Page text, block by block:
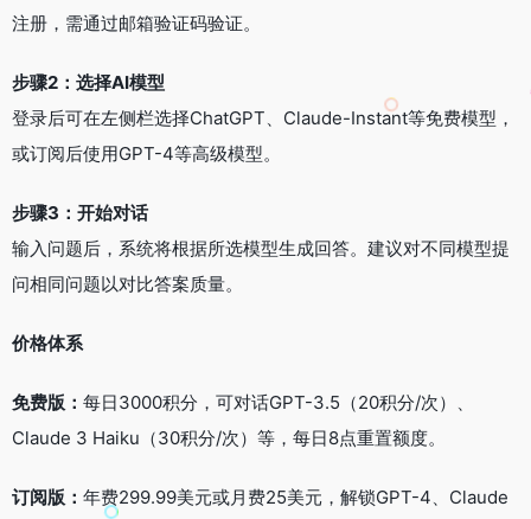
注册，需通过邮箱验证码验证。
步骤2：选择AI模型
登录后可在左侧栏选择ChatGPT、Claude-Instant等免费模型，
或订阅后使用GPT-4等高级模型。
步骤3：开始对话
输入问题后，系统将根据所选模型生成回答。建议对不同模型提
问相同问题以对比答案质量。
价格体系
免费版： 每日3000积分，可对话GPT-3.5（20积分/次）、
Claude 3 Haiku（30积分/次）等，每日8点重置额度。
订阅版： 年费299.99美元或月费25美元，解锁GPT-4、Claude